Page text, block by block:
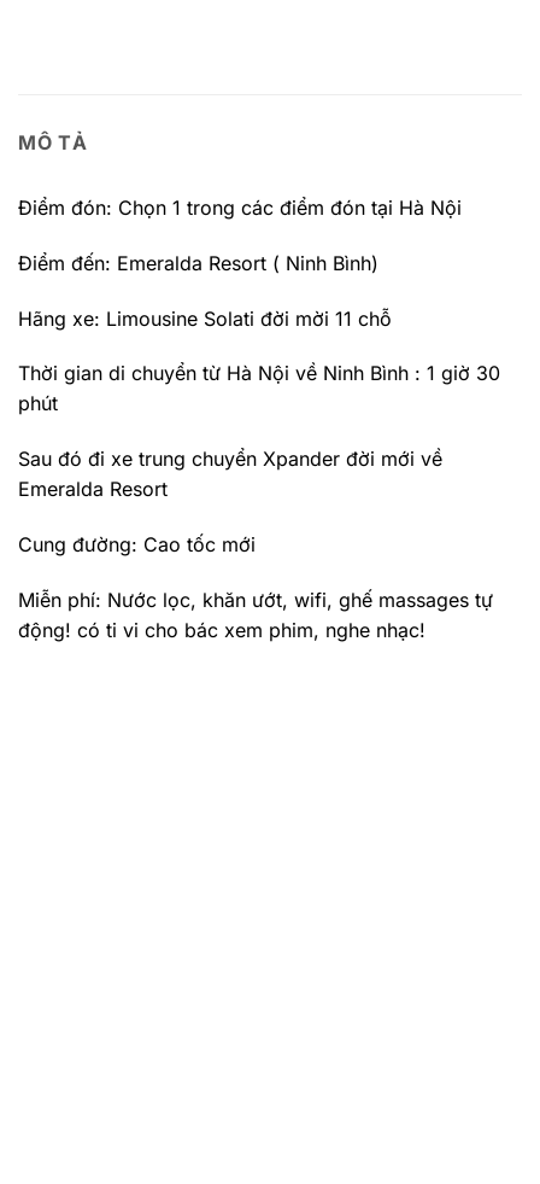
MÔ TẢ
Điểm đón: Chọn 1 trong các điểm đón tại Hà Nội
Điểm đến: Emeralda Resort ( Ninh Bình)
Hãng xe: Limousine Solati đời mời 11 chỗ
Thời gian di chuyển từ Hà Nội về Ninh Bình : 1 giờ 30
phút
Sau đó đi xe trung chuyển Xpander đời mới về
Emeralda Resort
Cung đường: Cao tốc mới
Miễn phí: Nước lọc, khăn ướt, wifi, ghế massages tự
động! có ti vi cho bác xem phim, nghe nhạc!